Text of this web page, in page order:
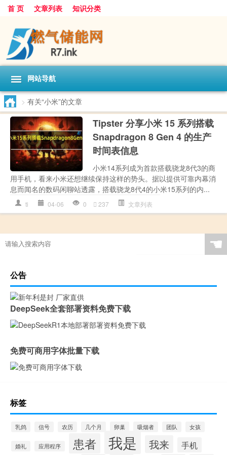
首 页 文章列表 知识分类
网站导航
> 有关“小米”的文章
Tipster 分享小米 15 系列搭载
Snapdragon 8 Gen 4 的生产
时间表信息
小米14系列成为首款搭载骁龙8代3的商
用手机，看来小米还想继续保持这样的势头。据以提供可靠内幕消
息而闻名的数码闲聊站透露，搭载骁龙8代4的小米15系列的内...
ti 04-06 0 237 文章列表
☚
公告
DeepSeek全套部署资料免费下载
免费可商用字体批量下载
标签
乳鸽 信号 农历 几个月 卵巢 吸烟者 团队 女孩
婚礼 应用程序 患者 我是 我来 手机